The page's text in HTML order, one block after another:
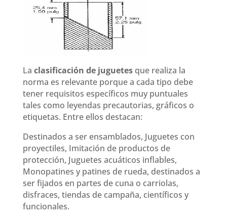
La clasificación de juguetes que realiza la
norma es relevante porque a cada tipo debe
tener requisitos específicos muy puntuales
tales como leyendas precautorias, gráficos o
etiquetas. Entre ellos destacan:
Destinados a ser ensamblados, Juguetes con
proyectiles, Imitación de productos de
protección, Juguetes acuáticos inflables,
Monopatines y patines de rueda, destinados a
ser fijados en partes de cuna o carriolas,
disfraces, tiendas de campaña, científicos y
funcionales.